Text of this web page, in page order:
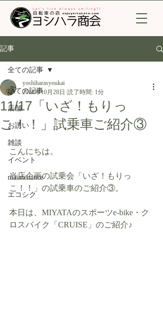
記事
全ての記事
店舗
お誘い
雑談
イベント
maintenance
エコシク
全ての記事
11/17「いざ！もりっ
こ！！」試乗車ご紹介③
yoshiharasyoukai
2018年10月28日 読了時間: 1分
こんにちは。
当店企画の試乗会「いざ！もりっ
こ！！」の試乗車のご紹介③。
本日は、MIYATAのスポーツe-bike・ク
ロスバイク「CRUISE」のご紹介♪